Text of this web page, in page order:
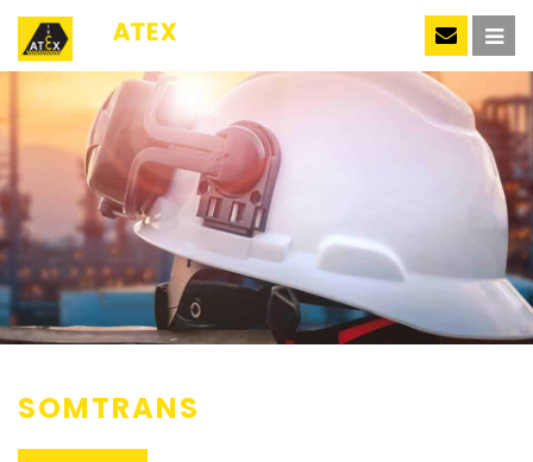
SOMTRANS